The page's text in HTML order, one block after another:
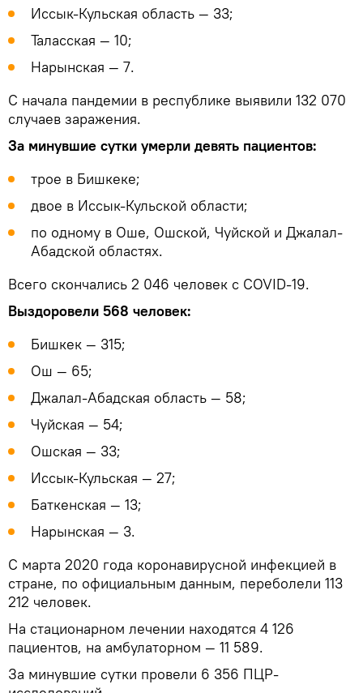
Иссык-Кульская область — 33;
Таласская — 10;
Нарынская — 7.
С начала пандемии в республике выявили 132 070
случаев заражения.
За минувшие сутки умерли девять пациентов:
трое в Бишкеке;
двое в Иссык-Кульской области;
по одному в Оше, Ошской, Чуйской и Джалал-
Абадской областях.
Всего скончались 2 046 человек с COVID-19.
Выздоровели 568 человек:
Бишкек — 315;
Ош — 65;
Джалал-Абадская область — 58;
Чуйская — 54;
Ошская — 33;
Иссык-Кульская — 27;
Баткенская — 13;
Нарынская — 3.
С марта 2020 года коронавирусной инфекцией в
стране, по официальным данным, переболели 113
212 человек.
На стационарном лечении находятся 4 126
пациентов, на амбулаторном — 11 589.
За минувшие сутки провели 6 356 ПЦР-